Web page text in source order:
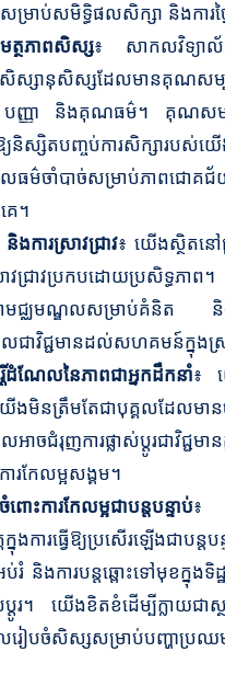
សម្រាប់សមិទ្ធិផលសិក្សា និងការច្
ត្ថភាពសិស្ស៖ សាកលវិទ្យាល័យ
សានុសិស្សដែលមានគុណសម្ប
ញ្ញា និងគុណធម៌។ គុណសម្បត្តិ
យនិស្សិតបញ្ចប់ការសិក្សារប
ម៌ចាំបាច់សម្រាប់ភាពជោគជ័យ
េ។
និងការស្រាវជ្រាវ៖ យើងស្ថិតនៅជួ
រាវជ្រាវប្រកបដោយប្រសិទ្ធ
ើជាមជ្ឈមណ្ឌលសម្រាប់គំនិត
លជាវិជ្ជមានដល់សហគមន៍ក្នុ
រ្តិ៍ដំណែលនៃភាពជាអ្នកដឹកនាំ៖ យ
ងមិនត្រឹមតែជាបុគ្គលដែលមា
លអាចជំរុញការផ្លាស់ប្តូរជាវិជ្
កែលម្អសង្គម។
តចំពោះការកែលម្អជាបន្តបន្ទាប់៖
តក្នុងការធ្វើឱ្យប្រសើរឡើងជាបន្
ប់រំ និងការបន្តឆ្ពោះទៅមុខក្នុ
ស់ប្តូរ។ យើងខិតខំដើម្បីក្លាយ
រៀបចំសិស្សសម្រាប់បញ្ហាប្រ